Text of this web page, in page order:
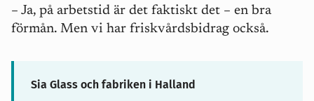
– Ja, på arbetstid är det faktiskt det – en bra
förmån. Men vi har friskvårdsbidrag också.
Sia Glass och fabriken i Halland